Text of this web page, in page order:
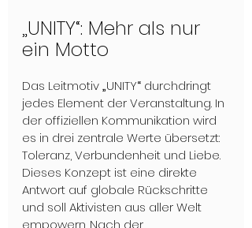
„UNITY“: Mehr als nur
ein Motto
Das Leitmotiv „UNITY“ durchdringt
jedes Element der Veranstaltung. In
der offiziellen Kommunikation wird
es in drei zentrale Werte übersetzt:
Toleranz, Verbundenheit und Liebe.
Dieses Konzept ist eine direkte
Antwort auf globale Rückschritte
und soll Aktivisten aus aller Welt
empowern. Nach der